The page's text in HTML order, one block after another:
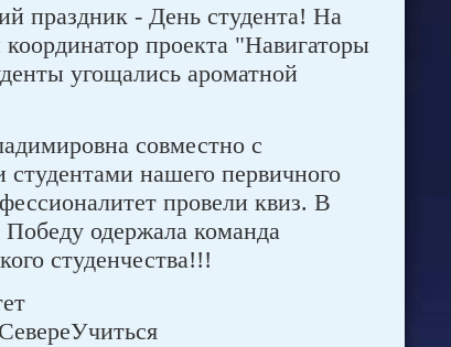
праздник - День студента! На
проекта "Навигаторы
угощались ароматной
совместно с
нашего первичного
провели квиз. В
одержала команда
студенчества!!!